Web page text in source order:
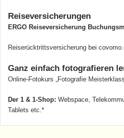
Reiseversicherungen
ERGO Reiseversicherung
Reiserücktrittsversicherung bei
Ganz einfach fotografieren
Online-Fotokurs „Fotografie
Der 1 & 1-Shop: Webspace,
Tablets etc.*